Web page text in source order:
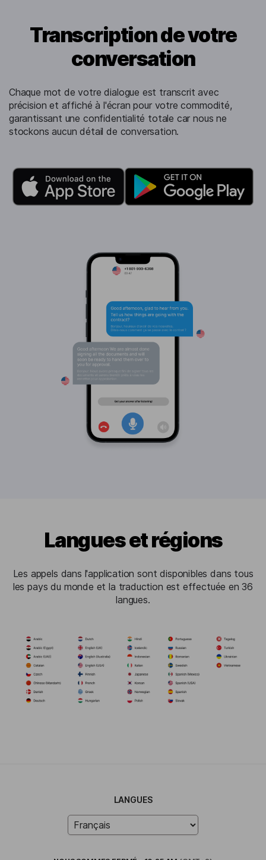
Transcription de votre
conversation
Chaque mot de votre dialogue est transcrit avec
précision et affiché à l'écran pour votre commodité,
garantissant une confidentialité totale car nous ne
stockons aucun détail de conversation.
Langues et régions
Les appels dans l'application sont disponibles dans tous
les pays du monde et la traduction est effectuée en 36
langues.
LANGUES